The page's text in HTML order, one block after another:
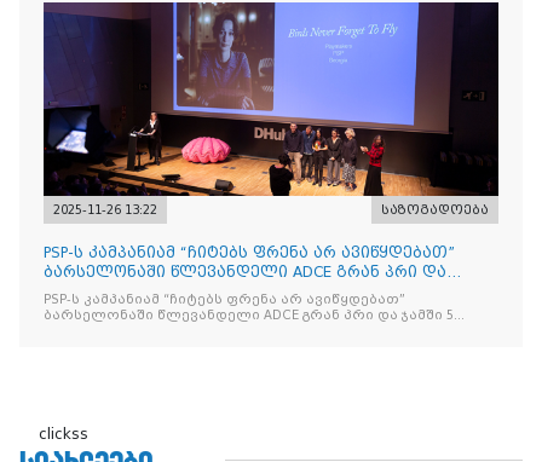
2025-11-26 13:22 საზოგადოება
PSP-ს კამპანიამ “ჩიტებს ფრენა არ ავიწყდებათ”
ბარსელონაში წლევანდელი ADCE გრან პრი და
ჯამში 5 ჯილდო მ
PSP-ს კამპანიამ “ჩიტებს ფრენა არ ავიწყდებათ”
ბარსელონაში წლევანდელი ADCE გრან პრი და ჯამში 5
clickss